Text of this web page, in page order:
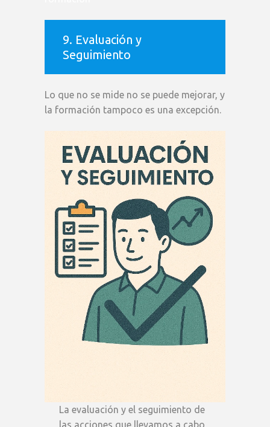
9. Evaluación y
Seguimiento
Lo que no se mide no se puede mejorar, y
la formación tampoco es una excepción.
La evaluación y el seguimiento de
las acciones que llevamos a cabo